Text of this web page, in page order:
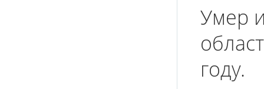
Умер
году.